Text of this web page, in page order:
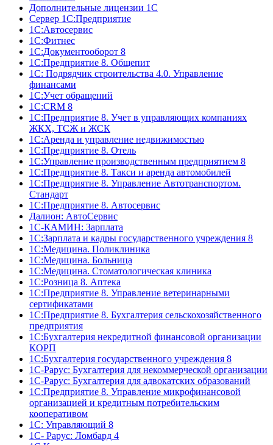
Дополнительные лицензии 1С
Сервер 1С:Предприятие
1С:Автосервис
1С:Фитнес
1С:Документооборот 8
1С:Предприятие 8. Общепит
1С: Подрядчик строительства 4.0. Управление
финансами
1С:Учет обращений
1C:CRM 8
1С:Предприятие 8. Учет в управляющих компаниях
ЖКХ, ТСЖ и ЖСК
1С:Аренда и управление недвижимостью
1С:Предприятие 8. Отель
1C:Управление производственным предприятием 8
1C:Предприятие 8. Такси и аренда автомобилей
1С:Предприятие 8. Управление Автотранспортом.
Стандарт
1C:Предприятие 8. Автосервис
Далион: АвтоСервис
1С-КАМИН: Зарплата
1С:Зарплата и кадры государственного учреждения 8
1С:Медицина. Поликлиника
1С:Медицина. Больница
1С:Медицина. Стоматологическая клиника
1С:Розница 8. Аптека
1C:Предприятие 8. Управление ветеринарными
сертификатами
1С:Предприятие 8. Бухгалтерия сельскохозяйственного
предприятия
1C:Бухгалтерия некредитной финансовой организации
КОРП
1С:Бухгалтерия государственного учреждения 8
1С-Рарус: Бухгалтерия для некоммерческой организации
1С-Рарус: Бухгалтерия для адвокатских образований
1С:Предприятие 8. Управление микрофинансовой
организацией и кредитным потребительским
кооперативом
1С: Управляющий 8
1С- Рарус: Ломбард 4